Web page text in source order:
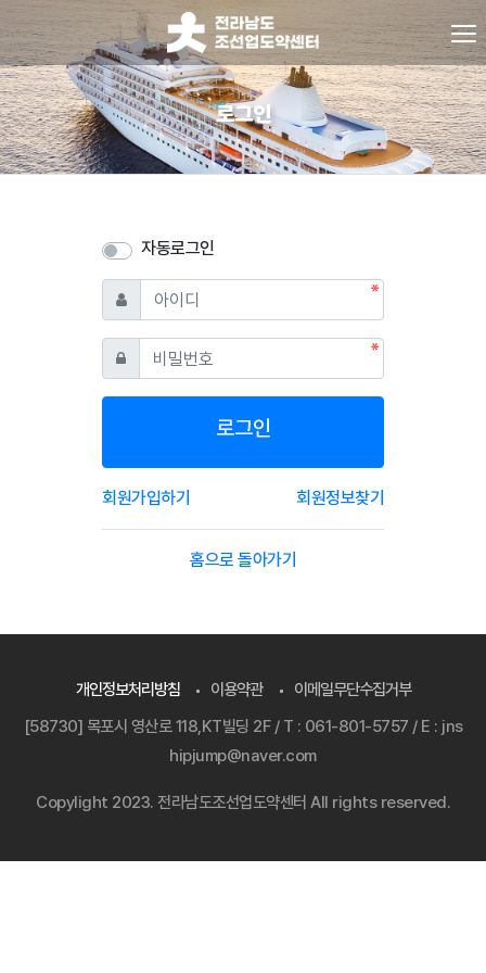
로그인
자동로그인
아이디 필수
비밀번호 필수
로그인
회원가입하기 회원정보찾기
홈으로 돌아가기
개인정보처리방침 이용약관
이메일무단수집거부
[58730] 목포시 영산로 118,KT빌딩 2F / T : 061-801-5757 / E : jns
hipjump@naver.com
Copylight 2023. 전라남도조선업도약센터 All rights reserved.